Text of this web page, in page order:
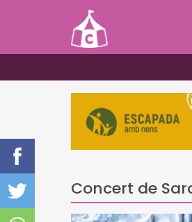
Concert de